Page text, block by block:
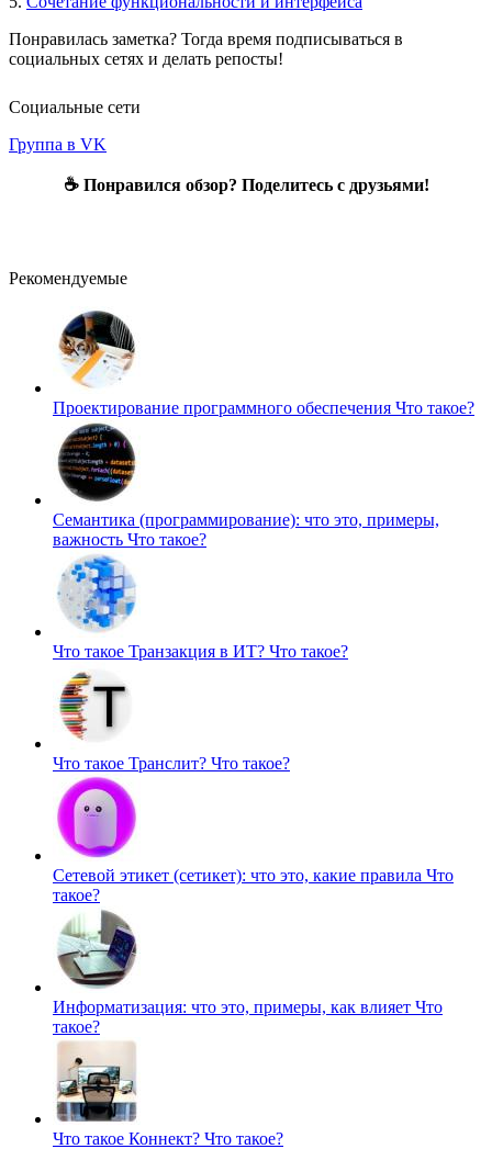
Понравилась заметка? Тогда время подписываться в
социальных сетях и делать репосты!
Социальные сети
Группа в VK
☕ Понравился обзор? Поделитесь с друзьями!
Рекомендуемые
Проектирование программного обеспечения Что такое?
Семантика (программирование): что это, примеры,
важность Что такое?
Что такое Транзакция в ИТ? Что такое?
Что такое Транслит? Что такое?
Сетевой этикет (сетикет): что это, какие правила Что
такое?
Информатизация: что это, примеры, как влияет Что
такое?
Что такое Коннект? Что такое?